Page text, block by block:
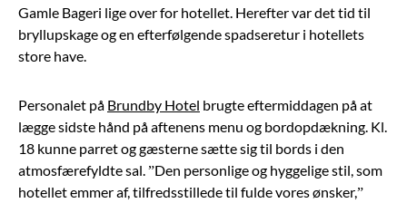
Gamle Bageri lige over for hotellet. Herefter var det tid til
bryllupskage og en efterfølgende spadseretur i hotellets
store have.
Personalet på Brundby Hotel brugte eftermiddagen på at
lægge sidste hånd på aftenens menu og bordopdækning. Kl.
18 kunne parret og gæsterne sætte sig til bords i den
atmosfærefyldte sal. ”Den personlige og hyggelige stil, som
hotellet emmer af, tilfredsstillede til fulde vores ønsker,”